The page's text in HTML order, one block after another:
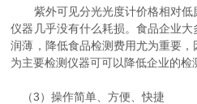
紫外可见分光光度计价格相对低
仪器几乎没有什么耗损。食品企业
润薄，降低食品检测费用尤为重要
为主要检测仪器可可以降低企业的检
（3）操作简单、方便、快捷